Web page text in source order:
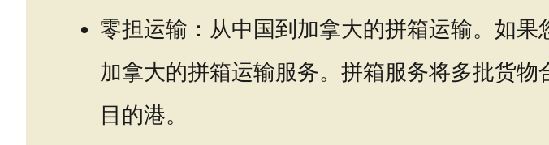
零担运输：从中国到加拿大的拼箱运输。如
加拿大的拼箱运输服务。拼箱服务将多批货
目的港。